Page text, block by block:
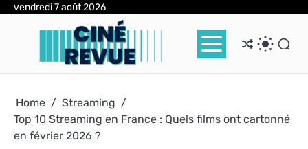
Skipvendredi 7 août 2026
Home
Streaming
Top 10 Streaming en France : Quels films ont cartonné
en février 2026 ?